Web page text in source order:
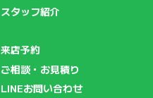
スタッフ紹介
来店予約
ご相談・お見積り
LINEお問い合わせ